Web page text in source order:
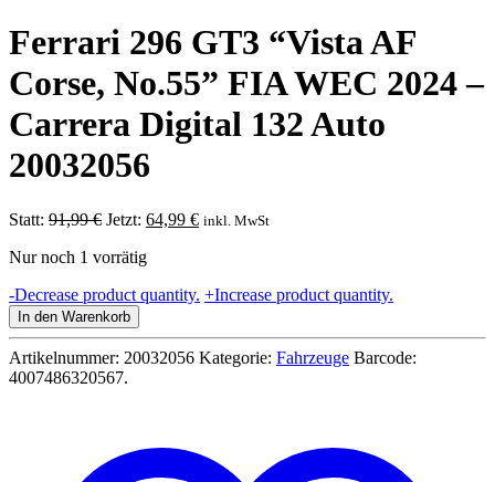
Ferrari 296 GT3 “Vista AF
Corse, No.55” FIA WEC 2024 –
Carrera Digital 132 Auto
20032056
Statt: 91,99€ Ursprünglicher
war:
Jetzt: 64,99 €Aktueller
inkl. MwSt
Nur noch 1 vorrätig
-Decrease product quantity. Ferrari
GT3
"Vista
WEC
2024
+Increase product quantity.
In den Warenkorb
Artikelnummer: 20032056 Kategorie: Fahrzeuge Barcode:
4007486320567.